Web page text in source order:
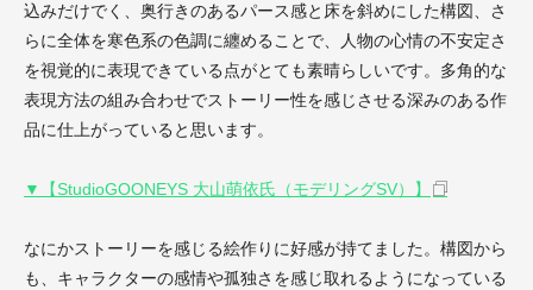
込みだけでく、奥行きのあるパース感と床を斜めにした構図、さ
らに全体を寒色系の色調に纏めることで、人物の心情の不安定さ
を視覚的に表現できている点がとても素晴らしいです。多角的な
表現方法の組み合わせでストーリー性を感じさせる深みのある作
品に仕上がっていると思います。
▼【StudioGOONEYS 大山萌依氏（モデリングSV）】
なにかストーリーを感じる絵作りに好感が持てました。構図から
も、キャラクターの感情や孤独さを感じ取れるようになっている